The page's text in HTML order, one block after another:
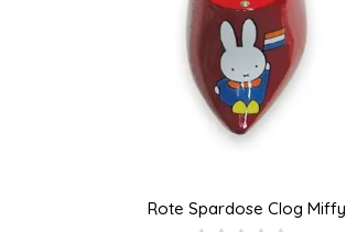
Rote Spardose Clog Miffy